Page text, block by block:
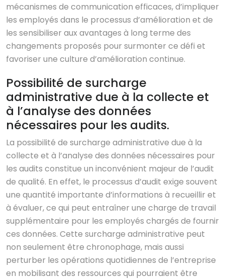
mécanismes de communication efficaces, d’impliquer
les employés dans le processus d’amélioration et de
les sensibiliser aux avantages à long terme des
changements proposés pour surmonter ce défi et
favoriser une culture d’amélioration continue.
Possibilité de surcharge
administrative due à la collecte et
à l’analyse des données
nécessaires pour les audits.
La possibilité de surcharge administrative due à la
collecte et à l’analyse des données nécessaires pour
les audits constitue un inconvénient majeur de l’audit
de qualité. En effet, le processus d’audit exige souvent
une quantité importante d’informations à recueillir et
à évaluer, ce qui peut entraîner une charge de travail
supplémentaire pour les employés chargés de fournir
ces données. Cette surcharge administrative peut
non seulement être chronophage, mais aussi
perturber les opérations quotidiennes de l’entreprise
en mobilisant des ressources qui pourraient être